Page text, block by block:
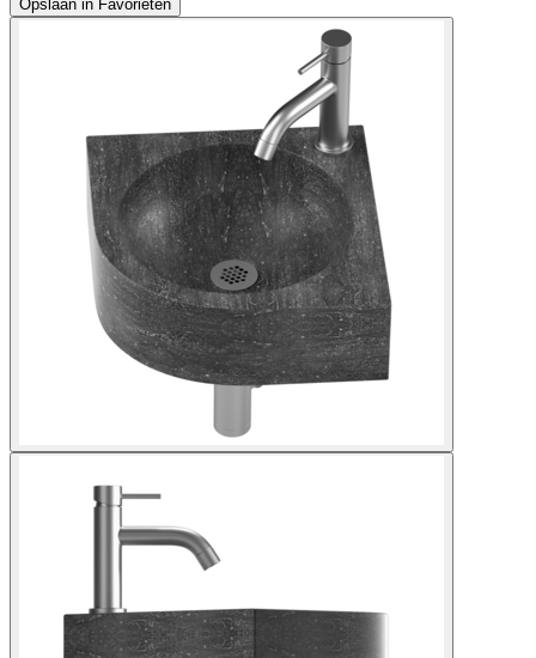
Opslaan in Favorieten